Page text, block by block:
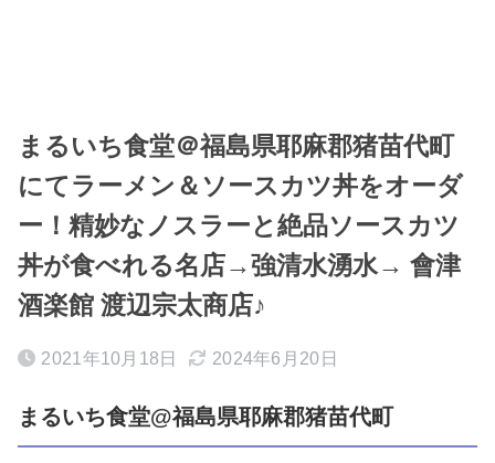
まるいち食堂＠福島県耶麻郡猪苗代町
にてラーメン＆ソースカツ丼をオーダ
ー！精妙なノスラーと絶品ソースカツ
丼が食べれる名店→強清水湧水→ 會津
酒楽館 渡辺宗太商店♪
2021年10月18日 2024年6月20日
まるいち食堂@福島県耶麻郡猪苗代町